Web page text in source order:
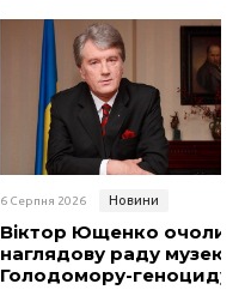
6 Серпня 2026 Новини
Віктор Ющенко очолив
наглядову раду музею
Голодомору-геноциду